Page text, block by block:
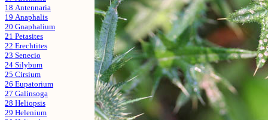
18 Antennaria
19 Anaphalis
20 Gnaphalium
21 Petasites
22 Erechtites
23 Senecio
24 Silybum
25 Cirsium
26 Eupatorium
27 Galinsoga
28 Heliopsis
29 Helenium